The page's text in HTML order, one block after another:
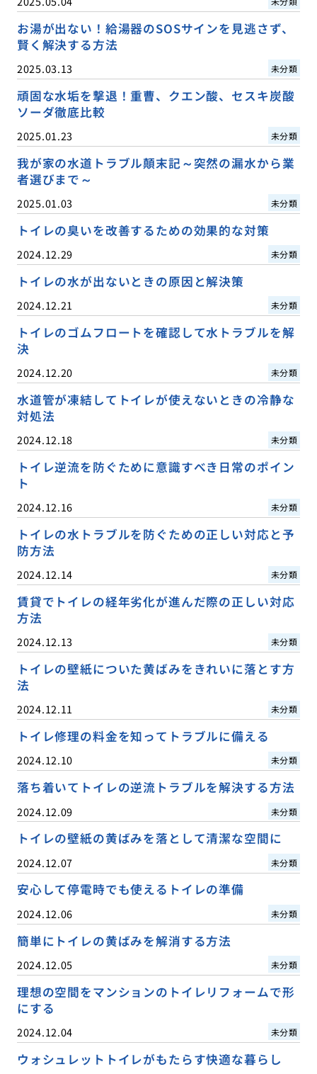
お湯が出ない！給湯器のSOSサインを見逃さず、
賢く解決する方法
2025.03.13 未分類
頑固な水垢を撃退！重曹、クエン酸、セスキ炭酸
ソーダ徹底比較
2025.01.23 未分類
我が家の水道トラブル顛末記～突然の漏水から業
者選びまで～
2025.01.03 未分類
トイレの臭いを改善するための効果的な対策
2024.12.29 未分類
トイレの水が出ないときの原因と解決策
2024.12.21 未分類
トイレのゴムフロートを確認して水トラブルを解
決
2024.12.20 未分類
水道管が凍結してトイレが使えないときの冷静な
対処法
2024.12.18 未分類
トイレ逆流を防ぐために意識すべき日常のポイン
ト
2024.12.16 未分類
トイレの水トラブルを防ぐための正しい対応と予
防方法
2024.12.14 未分類
賃貸でトイレの経年劣化が進んだ際の正しい対応
方法
2024.12.13 未分類
トイレの壁紙についた黄ばみをきれいに落とす方
法
2024.12.11 未分類
トイレ修理の料金を知ってトラブルに備える
2024.12.10 未分類
落ち着いてトイレの逆流トラブルを解決する方法
2024.12.09 未分類
トイレの壁紙の黄ばみを落として清潔な空間に
2024.12.07 未分類
安心して停電時でも使えるトイレの準備
2024.12.06 未分類
簡単にトイレの黄ばみを解消する方法
2024.12.05 未分類
理想の空間をマンションのトイレリフォームで形
にする
2024.12.04 未分類
ウォシュレットトイレがもたらす快適な暮らし